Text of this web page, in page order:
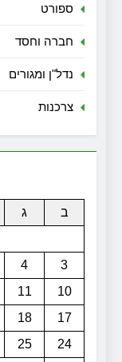
ספורט
חברה וחסד
נדל"ן ומגורים
צרכנות
ב ג
3
4
10
11
17
18
24
25